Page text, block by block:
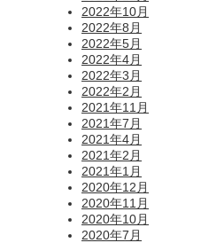
2022年10月
2022年8月
2022年5月
2022年4月
2022年3月
2022年2月
2021年11月
2021年7月
2021年4月
2021年2月
2021年1月
2020年12月
2020年11月
2020年10月
2020年7月